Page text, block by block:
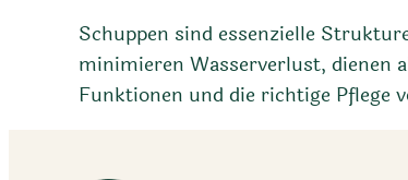
Schuppen sind essenzielle
minimieren Wasserverlust, dienen
Funktionen und die richtige Pflege